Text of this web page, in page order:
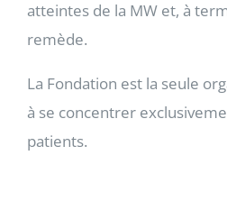
atteintes de la MW et, à
remède.
La Fondation est la seule
à se concentrer
patients.